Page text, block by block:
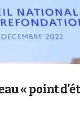
« point